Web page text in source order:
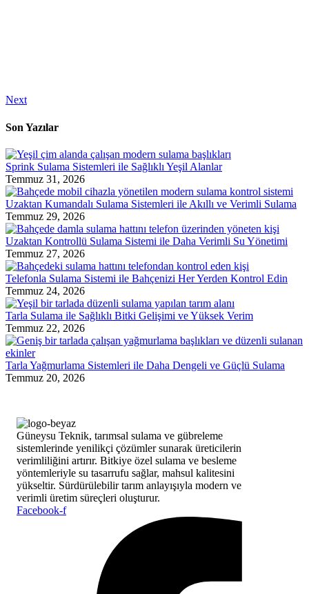
Next
Son Yazılar
Sprink Sulama Sistemleri ile Sağlıklı Yeşil Alanlar
Temmuz 31, 2026
Uzaktan Kumandalı Sulama Sistemleri ile Akıllı ve Verimli Sulama
Temmuz 29, 2026
Uzaktan Kontrollü Sulama Sistemi ile Daha Verimli Su Yönetimi
Temmuz 27, 2026
Telefonla Sulama Sistemi ile Bahçenizi Her Yerden Kontrol Edin
Temmuz 24, 2026
Tarla Sulama ile Sağlıklı Bitki Gelişimi ve Yüksek Verim
Temmuz 22, 2026
Tarla Yağmurlama Sistemleri ile Daha Dengeli ve Güçlü Sulama
Temmuz 20, 2026
Güneysu Teknik, tarımsal sulama ve gübreleme
sistemlerinde yenilikçi çözümler sunarak üreticilerin
verimliliğini artırır. Bitkiye özel sulama ve besleme
yöntemleriyle su tasarrufu sağlar, mahsul kalitesini
yükseltir. Sürdürülebilir tarım anlayışıyla modern ve
verimli üretim süreçleri oluşturur.
Facebook-f